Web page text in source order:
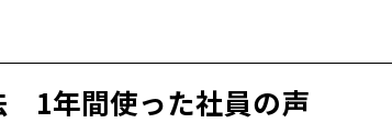
1年間使った社員の声